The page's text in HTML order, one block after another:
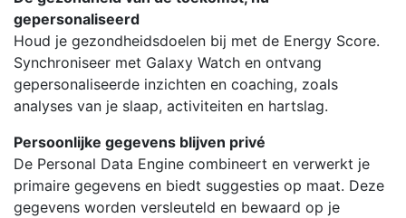
gepersonaliseerd
Houd je gezondheidsdoelen bij met de Energy Score.
Synchroniseer met Galaxy Watch en ontvang
gepersonaliseerde inzichten en coaching, zoals
analyses van je slaap, activiteiten en hartslag.
Persoonlijke gegevens blijven privé
De Personal Data Engine combineert en verwerkt je
primaire gegevens en biedt suggesties op maat. Deze
gegevens worden versleuteld en bewaard op je